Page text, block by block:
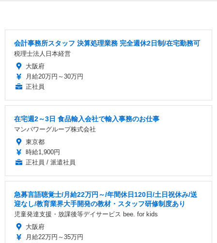
会計事務所スタッフ 決算処理業務 完全週休2日制/在宅勤務可
税理士法人日本経営
大阪府
月給20万円～30万円
正社員
在宅週2～3日 食品輸入会社で輸入事務のお仕事
マンパワーグループ株式会社
東京都
時給1,900円
正社員 / 派遣社員
急募言語聴覚士/月給22万円～/年間休日120日/土日祝休み/送
迎なし/教育業界大手開発の教材・スタッフ研修制度あり
児童発達支援・放課後等デイサービス bee. for kids
大阪府
月給22万円～35万円